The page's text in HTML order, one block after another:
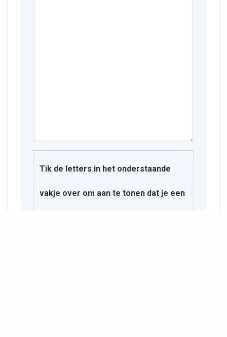
Tik de letters in het onderstaande
vakje over om aan te tonen dat je een